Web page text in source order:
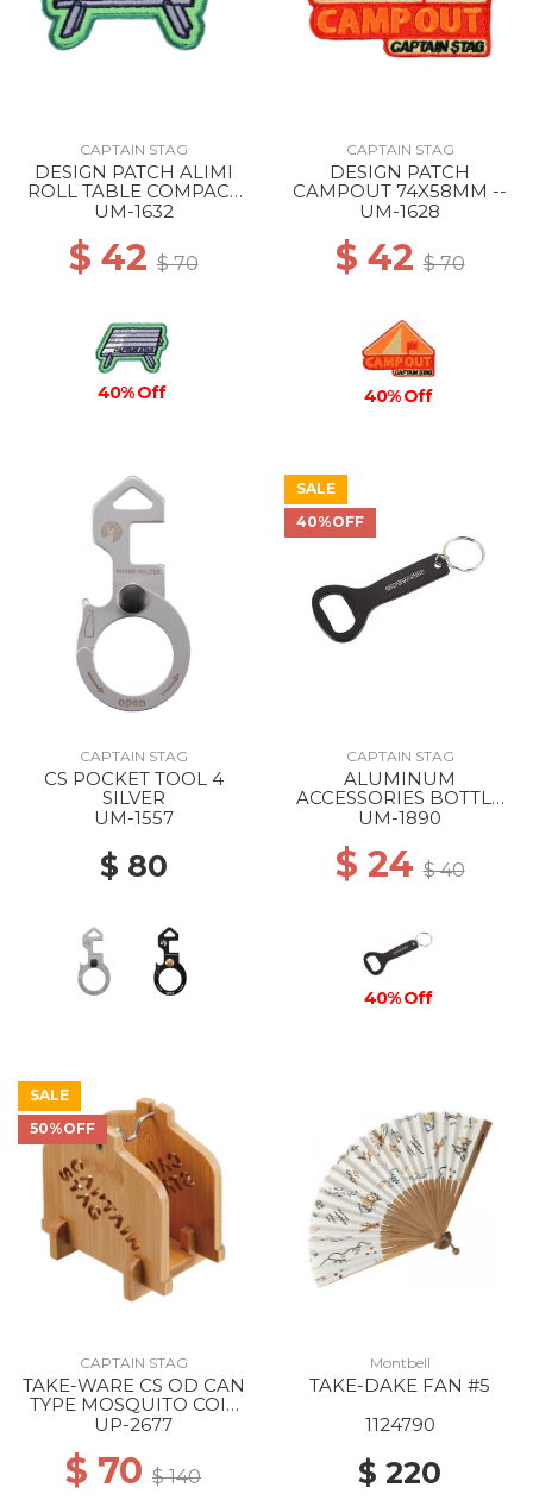
CAPTAIN STAG
DESIGN PATCH ALIMI
ROLL TABLE COMPACT
76X52MM --
UM-1632
$ 42$ 70
40% Off
CAPTAIN STAG
DESIGN PATCH
CAMPOUT 74X58MM --
UM-1628
$ 42$ 70
40% Off
CAPTAIN STAG
CS POCKET TOOL 4
SILVER
UM-1557
$ 80
SALE
40%OFF
CAPTAIN STAG
ALUMINUM
ACCESSORIES BOTTLE
OPENER STANDARD
UM-1890
$ 24$ 40
40% Off
SALE
50%OFF
CAPTAIN STAG
TAKE-WARE CS OD CAN
TYPE MOSQUITO COIL
STAND --
UP-2677
$ 70 $ 140
Montbell
TAKE-DAKE FAN #5
1124790
$ 220